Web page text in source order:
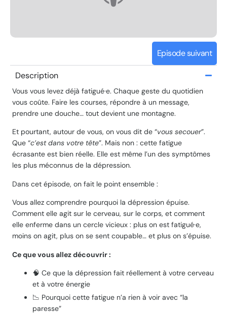
Episode suivant
Description
Vous vous levez déjà fatigué·e. Chaque geste du quotidien
vous coûte. Faire les courses, répondre à un message,
prendre une douche… tout devient une montagne.
Et pourtant, autour de vous, on vous dit de “vous secouer”.
Que “c’est dans votre tête”. Mais non : cette fatigue
écrasante est bien réelle. Elle est même l’un des symptômes
les plus méconnus de la dépression.
Dans cet épisode, on fait le point ensemble :
Vous allez comprendre pourquoi la dépression épuise.
Comment elle agit sur le cerveau, sur le corps, et comment
elle enferme dans un cercle vicieux : plus on est fatigué·e,
moins on agit, plus on se sent coupable… et plus on s’épuise.
Ce que vous allez découvrir :
🧠 Ce que la dépression fait réellement à votre cerveau
et à votre énergie
📉 Pourquoi cette fatigue n’a rien à voir avec “la
paresse”